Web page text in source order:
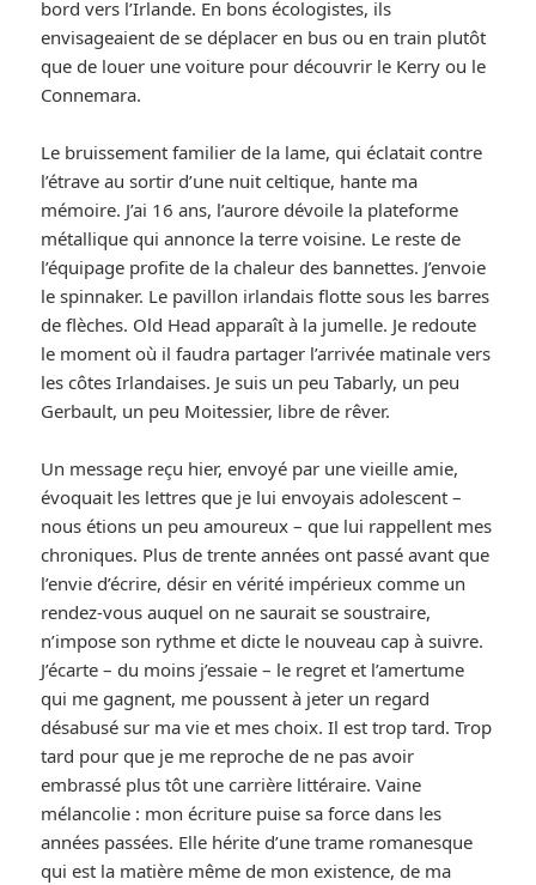
bord vers l’Irlande. En bons écologistes, ils
envisageaient de se déplacer en bus ou en train plutôt
que de louer une voiture pour découvrir le Kerry ou le
Connemara.
Le bruissement familier de la lame, qui éclatait contre
l’étrave au sortir d’une nuit celtique, hante ma
mémoire. J’ai 16 ans, l’aurore dévoile la plateforme
métallique qui annonce la terre voisine. Le reste de
l’équipage profite de la chaleur des bannettes. J’envoie
le spinnaker. Le pavillon irlandais flotte sous les barres
de flèches. Old Head apparaît à la jumelle. Je redoute
le moment où il faudra partager l’arrivée matinale vers
les côtes Irlandaises. Je suis un peu Tabarly, un peu
Gerbault, un peu Moitessier, libre de rêver.
Un message reçu hier, envoyé par une vieille amie,
évoquait les lettres que je lui envoyais adolescent –
nous étions un peu amoureux – que lui rappellent mes
chroniques. Plus de trente années ont passé avant que
l’envie d’écrire, désir en vérité impérieux comme un
rendez-vous auquel on ne saurait se soustraire,
n’impose son rythme et dicte le nouveau cap à suivre.
J’écarte – du moins j’essaie – le regret et l’amertume
qui me gagnent, me poussent à jeter un regard
désabusé sur ma vie et mes choix. Il est trop tard. Trop
tard pour que je me reproche de ne pas avoir
embrassé plus tôt une carrière littéraire. Vaine
mélancolie : mon écriture puise sa force dans les
années passées. Elle hérite d’une trame romanesque
qui est la matière même de mon existence, de ma